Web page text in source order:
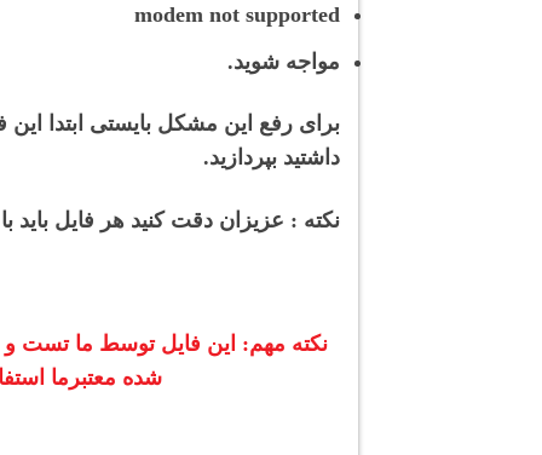
modem not supported
مواجه شوید.
داشتید بپردازید.
نکته : عزیزان دقت کنید هر فایل باید
نکته مهم: این فایل توسط ما تست و
شده معتبرما